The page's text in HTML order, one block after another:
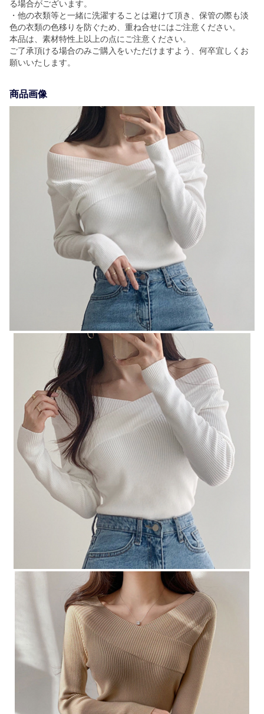
る場合がございます。
・他の衣類等と一緒に洗濯することは避けて頂き、保管の際も淡
色の衣類の色移りを防ぐため、重ね合せにはご注意ください。
本品は、素材特性上以上の点にご注意ください。
ご了承頂ける場合のみご購入をいただけますよう、何卒宜しくお
願いいたします。
商品画像